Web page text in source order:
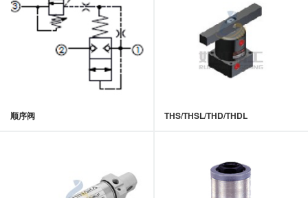
顺序阀 THS/THSL/THD/THDL